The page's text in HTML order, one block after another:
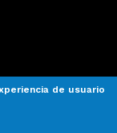
de usuario